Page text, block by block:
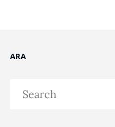
ARA